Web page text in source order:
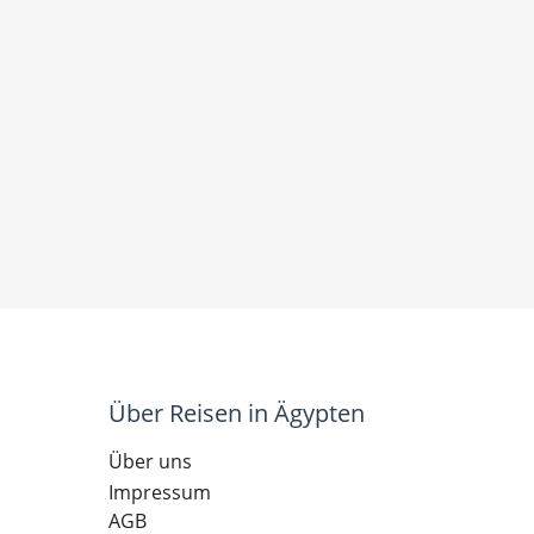
Über Reisen in Ägypten
Über uns
Impressum
AGB